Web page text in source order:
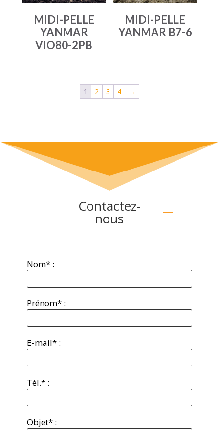
MIDI-PELLE
YANMAR
VIO80-2PB
MIDI-PELLE
YANMAR B7-6
1 2 3 4 →
Contactez-
nous
Nom* :
Prénom* :
E-mail* :
Tél.* :
Objet* :